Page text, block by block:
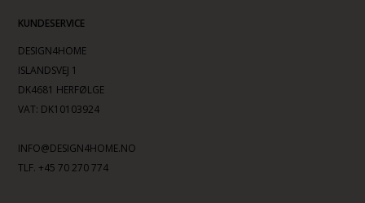
KUNDESERVICE
DESIGN4HOME
ISLANDSVEJ 1
DK4681 HERFØLGE
VAT: DK10103924
INFO@DESIGN4HOME.NO
TLF. +45 70 270 774